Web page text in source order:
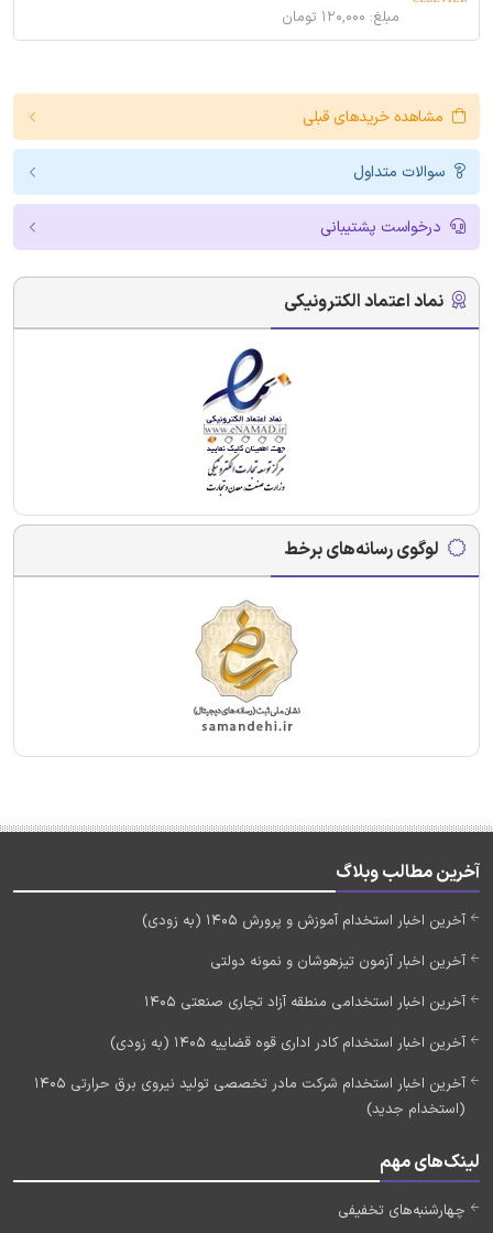
مبلغ: ۱۲۰,۰۰۰ تومان
مشاهده خریدهای قبلی
سوالات متداول
درخواست پشتیبانی
نماد اعتماد الکترونیکی
لوگوی رسانه‌های برخط
آخرین مطالب وبلاگ
آخرین اخبار استخدام آموزش و پرورش 1405 (به زودی)
آخرین اخبار آزمون تیزهوشان و نمونه دولتی
آخرین اخبار استخدامی منطقه آزاد تجاری صنعتی 1405
آخرین اخبار استخدام کادر اداری قوه قضاییه 1405 (به زودی)
آخرین اخبار استخدام شرکت مادر تخصصی تولید نیروی برق حرارتی 1405
(استخدام جدید)
لینک‌های مهم
چهارشنبه‌های تخفیفی